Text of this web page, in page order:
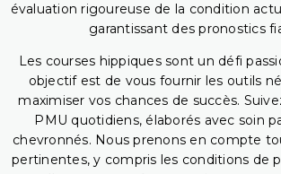
évaluation rigoureuse de la condition
garantissant des pronostics
Les courses hippiques sont un défi
objectif est de vous fournir les outils
maximiser vos chances de succès.
PMU quotidiens, élaborés avec soin
chevronnés. Nous prenons en compte
pertinentes, y compris les conditions de